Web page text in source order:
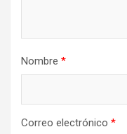
Nombre *
Correo electrónico *